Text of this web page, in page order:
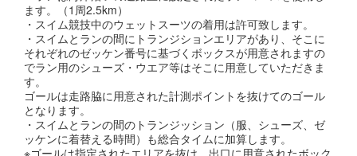
ます。（1周2.5km）
・スイム競技中のウェットスーツの着用は許可致します。
・スイムとランの間にトランジションエリアがあり、そこに
それぞれのゼッケン番号に基づくボックスが用意されますの
でラン用のシューズ・ウエア等はそこに用意していただきま
す。
ゴールは走路脇に用意された計測ポイントを抜けてのゴール
となります。
・スイムとランの間のトランジッション（服、シューズ、ゼ
ッケンに着替える時間）も総合タイムに加算します。
※ゴールは指定されたエリアを抜け、出口に用意されたボック